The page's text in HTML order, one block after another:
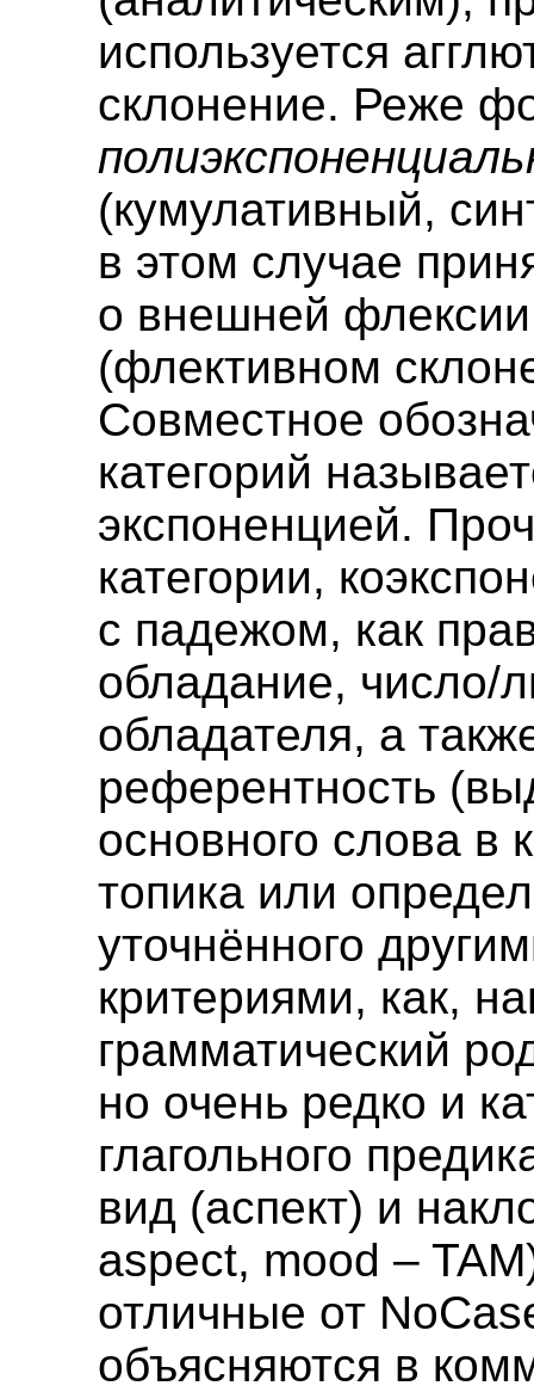
используется
склонение. Реже
(кумулативный,
в этом случае
о внешней флексии
(флективном
Совместное
категорий
экспоненцией.
категории,
с падежом, как
обладание, число/
обладателя, а
референтность
основного слова в
топика или
уточнённого
критериями, как,
грамматический
но очень редко и
глагольного
вид (аспект) и
aspect, mood –
отличные от
объясняются в